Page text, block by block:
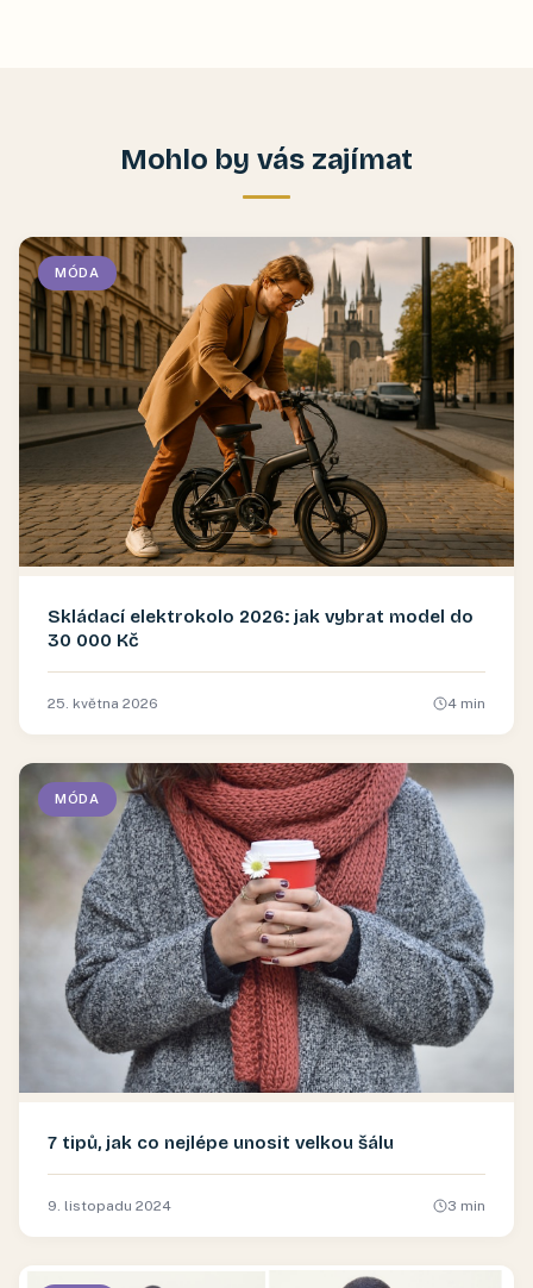
Mohlo by vás zajímat
MÓDA
Skládací elektrokolo 2026: jak vybrat model do
30 000 Kč
25. května 2026 4 min
MÓDA
7 tipů, jak co nejlépe unosit velkou šálu
9. listopadu 2024 3 min